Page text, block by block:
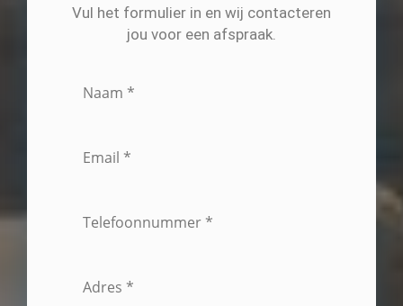
Vul het formulier in en wij contacteren
jou voor een afspraak.